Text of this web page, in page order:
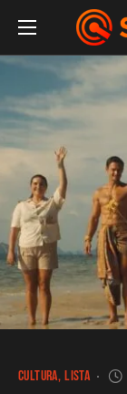
CULTURA LISTA